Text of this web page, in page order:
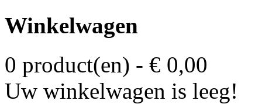
Winkelwagen
0 product(en) - € 0,00
Uw winkelwagen is leeg!